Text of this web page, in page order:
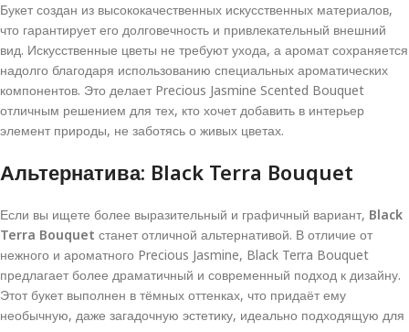
Букет создан из высококачественных искусственных материалов,
что гарантирует его долговечность и привлекательный внешний
вид. Искусственные цветы не требуют ухода, а аромат сохраняется
надолго благодаря использованию специальных ароматических
компонентов. Это делает Precious Jasmine Scented Bouquet
отличным решением для тех, кто хочет добавить в интерьер
элемент природы, не заботясь о живых цветах.
Альтернатива: Black Terra Bouquet
Если вы ищете более выразительный и графичный вариант, Black
Terra Bouquet станет отличной альтернативой. В отличие от
нежного и ароматного Precious Jasmine, Black Terra Bouquet
предлагает более драматичный и современный подход к дизайну.
Этот букет выполнен в тёмных оттенках, что придаёт ему
необычную, даже загадочную эстетику, идеально подходящую для